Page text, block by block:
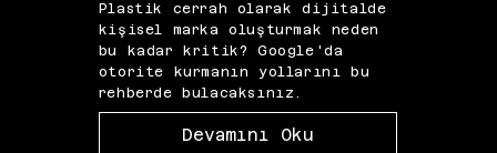
Plastik cerrah olarak dijitalde
kişisel marka oluşturmak neden
bu kadar kritik? Google'da
otorite kurmanın yollarını bu
rehberde bulacaksınız.
Devamını Oku